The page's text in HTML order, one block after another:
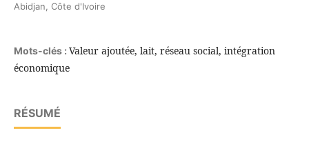
Abidjan, Côte d'Ivoire
Mots-clés : Valeur ajoutée, lait, réseau social, intégration
économique
RÉSUMÉ